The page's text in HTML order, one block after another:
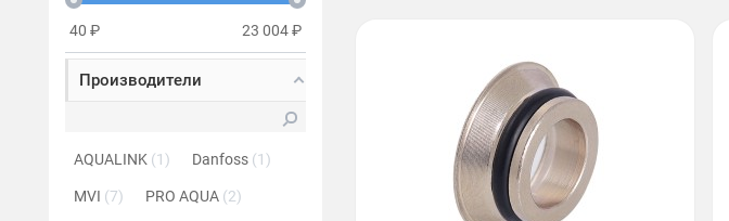
40 ₽ 23 004₽
Производители
AQUALINK 1 Danfoss 1
MVI 7 PRO AQUA 2